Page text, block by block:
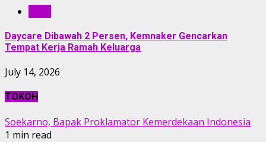
Daycare Dibawah 2 Persen, Kemnaker Gencarkan
Tempat Kerja Ramah Keluarga
July 14, 2026
TOKOH
Soekarno, Bapak Proklamator Kemerdekaan Indonesia
1 min read